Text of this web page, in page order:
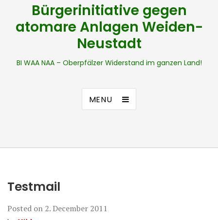
Bürgerinitiative gegen
atomare Anlagen Weiden-
Neustadt
BI WAA NAA – Oberpfälzer Widerstand im ganzen Land!
MENU
Testmail
Posted on 2. December 2011